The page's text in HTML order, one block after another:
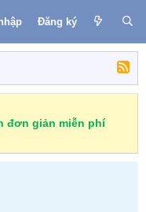
Đăng ký
đơn giản miễn phí